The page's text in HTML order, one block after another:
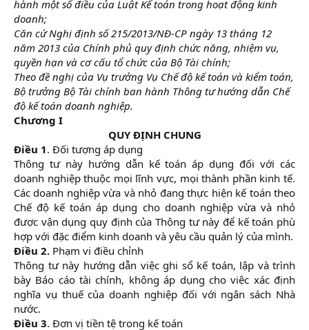
hành một số điều của Luật Kế toán trong hoạt động kinh
doanh;
Căn cứ Nghị định số 215/2013/NĐ-CP ngày 13 tháng 12
năm 2013 của Chính phủ quy định chức năng, nhiệm vụ,
quyền hạn và cơ cấu tổ chức của Bộ Tài chính;
Theo đề nghị của Vụ trưởng Vụ Chế độ kế toán và kiểm toán,
Bộ trưởng Bộ Tài chính ban hành Thông tư hướng dẫn Chế
độ kế toán doanh nghiệp.
Chương I
QUY ĐỊNH CHUNG
Điều 1. Đối tượng áp dụng
Thông tư này hướng dẫn kế toán áp dụng đối với các
doanh nghiệp thuộc mọi lĩnh vực, mọi thành phần kinh tế.
Các doanh nghiệp vừa và nhỏ đang thực hiện kế toán theo
Chế độ kế toán áp dụng cho doanh nghiệp vừa và nhỏ
được vận dụng quy định của Thông tư này để kế toán phù
hợp với đặc điểm kinh doanh và yêu cầu quản lý của mình.
Điều 2. Phạm vi điều chỉnh
Thông tư này hướng dẫn việc ghi sổ kế toán, lập và trình
bày Báo cáo tài chính, không áp dụng cho việc xác định
nghĩa vụ thuế của doanh nghiệp đối với ngân sách Nhà
nước.
Điều 3. Đơn vị tiền tệ trong kế toán